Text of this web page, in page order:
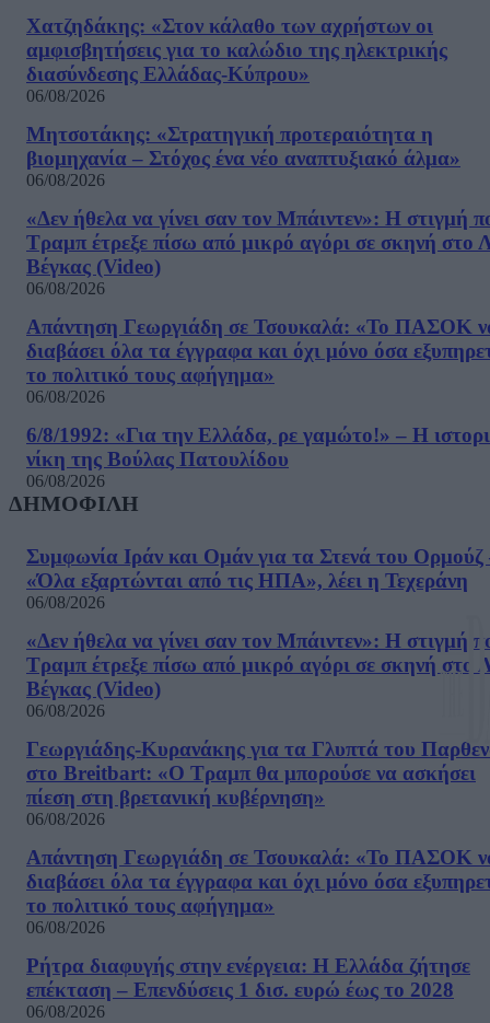
Χατζηδάκης: «Στον κάλαθο των αχρήστων οι
αμφισβητήσεις για το καλώδιο της ηλεκτρικής
διασύνδεσης Ελλάδας-Κύπρου»
06/08/2026
Μητσοτάκης: «Στρατηγική προτεραιότητα η
βιομηχανία – Στόχος ένα νέο αναπτυξιακό άλμα»
06/08/2026
«Δεν ήθελα να γίνει σαν τον Μπάιντεν»: Η στιγμή
Τραμπ έτρεξε πίσω από μικρό αγόρι σε σκηνή στο
Βέγκας (Video)
06/08/2026
Απάντηση Γεωργιάδη σε Τσουκαλά: «Το ΠΑΣΟΚ
διαβάσει όλα τα έγγραφα και όχι μόνο όσα
το πολιτικό τους αφήγημα»
06/08/2026
6/8/1992: «Για την Ελλάδα, ρε γαμώτο!» – Η
νίκη της Βούλας Πατουλίδου
06/08/2026
ΔΗΜΟΦΙΛΗ
Συμφωνία Ιράν και Ομάν για τα Στενά του Ορμούζ
«Όλα εξαρτώνται από τις ΗΠΑ», λέει η Τεχεράνη
06/08/2026
«Δεν ήθελα να γίνει σαν τον Μπάιντεν»: Η στιγμή
Τραμπ έτρεξε πίσω από μικρό αγόρι σε σκηνή στο
Βέγκας (Video)
06/08/2026
Γεωργιάδης-Κυρανάκης για τα Γλυπτά του
στο Breitbart: «Ο Τραμπ θα μπορούσε να ασκήσει
πίεση στη βρετανική κυβέρνηση»
06/08/2026
Απάντηση Γεωργιάδη σε Τσουκαλά: «Το ΠΑΣΟΚ
διαβάσει όλα τα έγγραφα και όχι μόνο όσα
το πολιτικό τους αφήγημα»
06/08/2026
Ρήτρα διαφυγής στην ενέργεια: Η Ελλάδα ζήτησε
επέκταση – Επενδύσεις 1 δισ. ευρώ έως το 2028
06/08/2026